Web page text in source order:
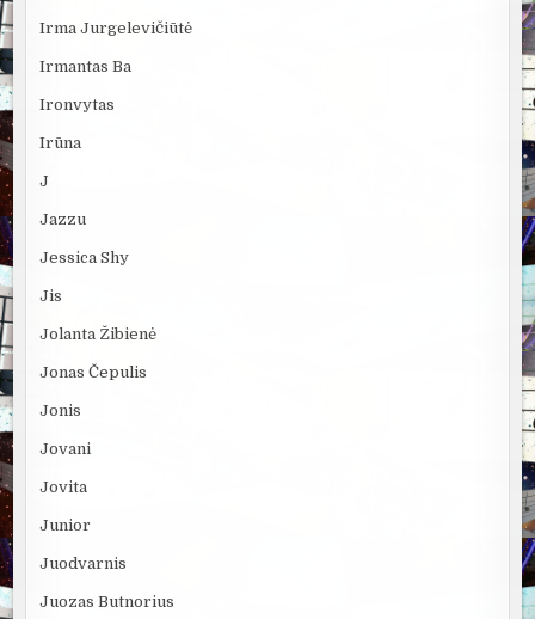
Irma Jurgelevičiūtė
Irmantas Ba
Ironvytas
Irūna
J
Jazzu
Jessica Shy
Jis
Jolanta Žibienė
Jonas Čepulis
Jonis
Jovani
Jovita
Junior
Juodvarnis
Juozas Butnorius